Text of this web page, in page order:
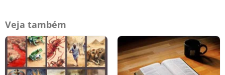
Veja também